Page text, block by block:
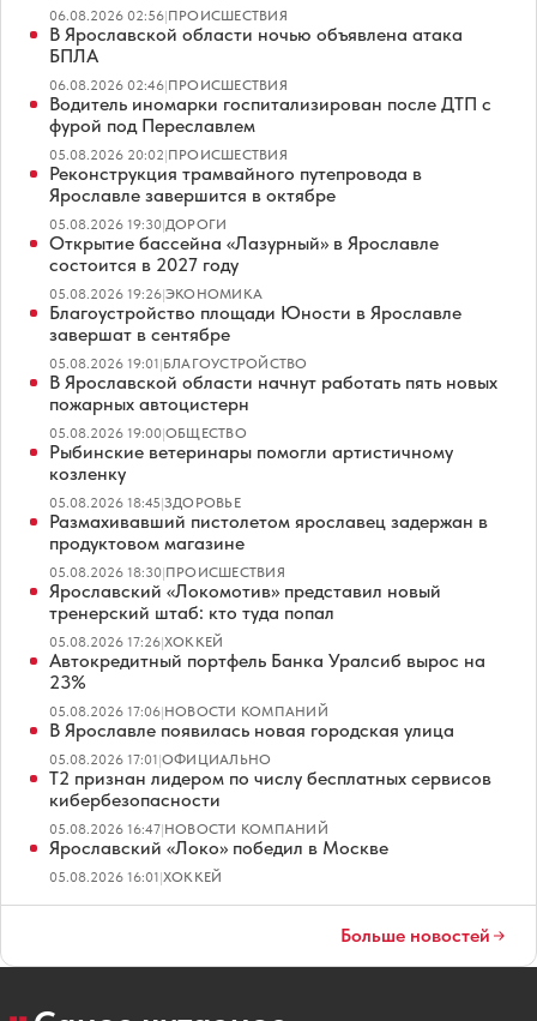
06.08.2026 02:56|ПРОИСШЕСТВИЯ
В Ярославской области ночью объявлена атака
БПЛА
06.08.2026 02:46|ПРОИСШЕСТВИЯ
Водитель иномарки госпитализирован после ДТП с
фурой под Переславлем
05.08.2026 20:02|ПРОИСШЕСТВИЯ
Реконструкция трамвайного путепровода в
Ярославле завершится в октябре
05.08.2026 19:30|ДОРОГИ
Открытие бассейна «Лазурный» в Ярославле
состоится в 2027 году
05.08.2026 19:26|ЭКОНОМИКА
Благоустройство площади Юности в Ярославле
завершат в сентябре
05.08.2026 19:01|БЛАГОУСТРОЙСТВО
В Ярославской области начнут работать пять новых
пожарных автоцистерн
05.08.2026 19:00|ОБЩЕСТВО
Рыбинские ветеринары помогли артистичному
козленку
05.08.2026 18:45|ЗДОРОВЬЕ
Размахивавший пистолетом ярославец задержан в
продуктовом магазине
05.08.2026 18:30|ПРОИСШЕСТВИЯ
Ярославский «Локомотив» представил новый
тренерский штаб: кто туда попал
05.08.2026 17:26|ХОККЕЙ
Автокредитный портфель Банка Уралсиб вырос на
23%
05.08.2026 17:06|НОВОСТИ КОМПАНИЙ
В Ярославле появилась новая городская улица
05.08.2026 17:01|ОФИЦИАЛЬНО
Т2 признан лидером по числу бесплатных сервисов
кибербезопасности
05.08.2026 16:47|НОВОСТИ КОМПАНИЙ
Ярославский «Локо» победил в Москве
05.08.2026 16:01|ХОККЕЙ
Больше новостей